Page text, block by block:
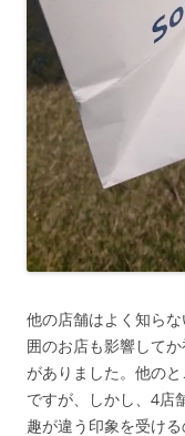
他の店舗はよく知ら
囲のお店も影響して
がありました。他の
ですが、しかし、4店
趣が違う印象を受け